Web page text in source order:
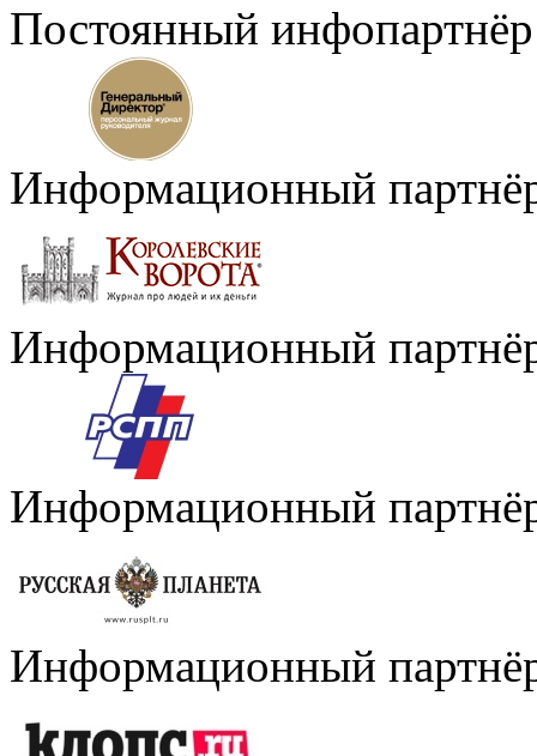
Постоянный инфопартнёр
Информационный
Информационный
Информационный
Информационный